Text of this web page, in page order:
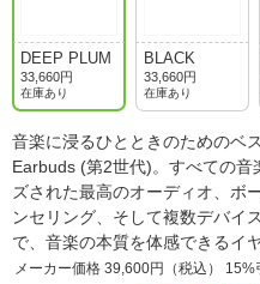
DEEP PLUM
33,660円
在庫あり
BLACK
33,660円
在庫あり
音楽に浸るひとときのためのベ
Earbuds (第2世代)。すべての音
ズされた最高のオーディオ、ボ
ンセリング、そして複数デバイ
で、音楽の本質を体感できる
メーカー価格 39,600円（税込） 15%